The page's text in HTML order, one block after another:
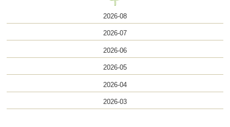
2026-08
2026-07
2026-06
2026-05
2026-04
2026-03